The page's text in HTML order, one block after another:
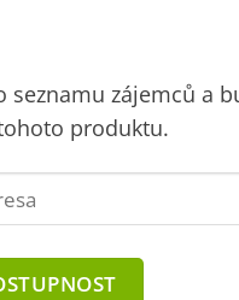
seznamu zájemců a
produktu.